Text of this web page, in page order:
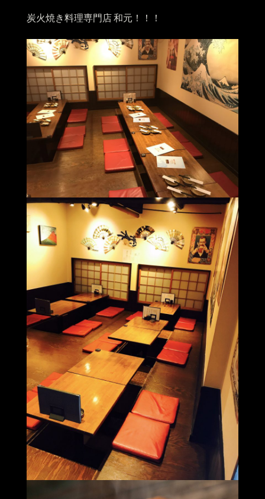
炭火焼き料理専門店 和元！！！